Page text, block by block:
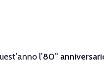
l’80°